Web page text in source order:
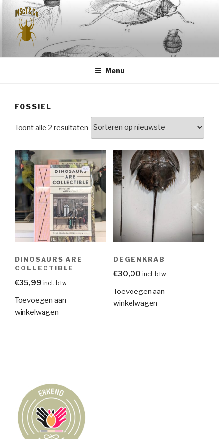
inhoud
springen
INSCT & CO
Menu
FOSSIEL
Toont alle 2 resultaten Gesorteerd
op
nieuwste
DINOSAURS ARE
COLLECTIBLE
€35,99 incl. btw
Toevoegen aan
winkelwagen
DEGENKRAB
€30,00 incl. btw
Toevoegen aan
winkelwagen